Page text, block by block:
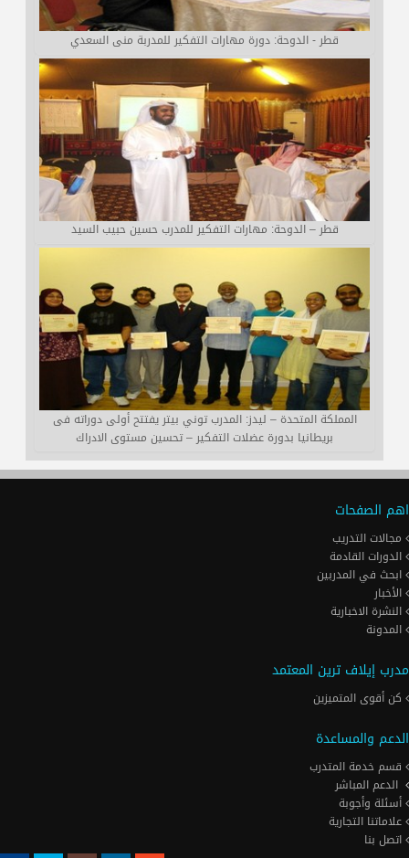
قطر - الدوحة: دورة مهارات التفكير للمدربة منى السعدي
قطر – الدوحة: مهارات التفكير للمدرب حسين حبيب السيد
المملكة المتحدة – ليدز: المدرب توني بيتر يفتتح أولى دوراته فى
بريطانيا بدورة عضلات التفكير – تحسين مستوى الادراك
اهم الصفحات
مجالات التدريب
الدورات القادمة
ابحث في المدربين
الأخبار
النشرة الاخبارية
المدونة
مدرب إيلاف ترين المعتمد
كن أقوى المتميزين
الدعم والمساعدة
قسم خدمة المتدرب
الدعم المباشر
أسئلة وأجوبة
علاماتنا التجارية
اتصل بنا